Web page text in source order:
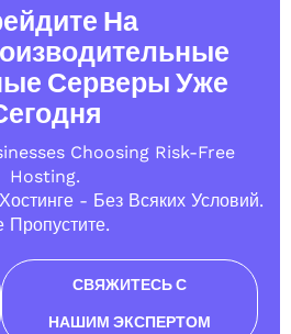
На
Серверы Уже
Choosing Risk-Free
Hosting.
- Без Всяких Условий.
Пропустите.
СВЯЖИТЕСЬ С
НАШИМ ЭКСПЕРТОМ